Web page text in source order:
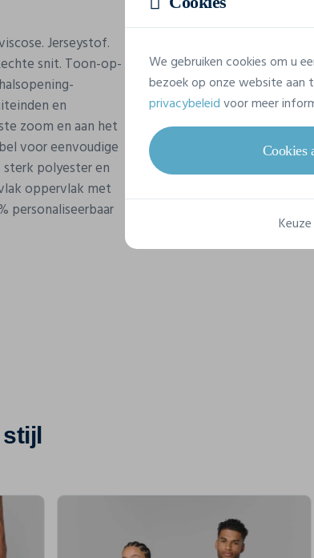
Jerseystof.
snit. Toon-op-
en
zoom en aan het
voor eenvoudige
polyester en
oppervlak met
personaliseerbaar
Referentie
Samenstelling
50% Polyester, 25%
stijl
We gebruiken cookies om u
bezoek op onze website aan
privacybeleidvoor meer
Cookies